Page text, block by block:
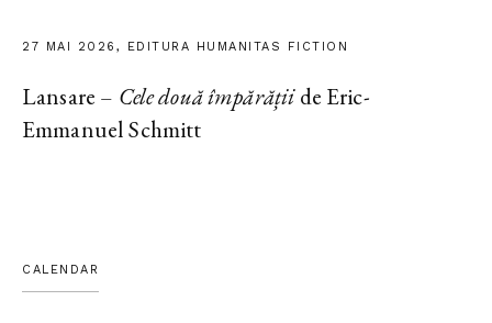
27 MAI 2026, EDITURA HUMANITAS FICTION
Lansare – Cele două împărățiide Eric-
Emmanuel Schmitt
CALENDAR